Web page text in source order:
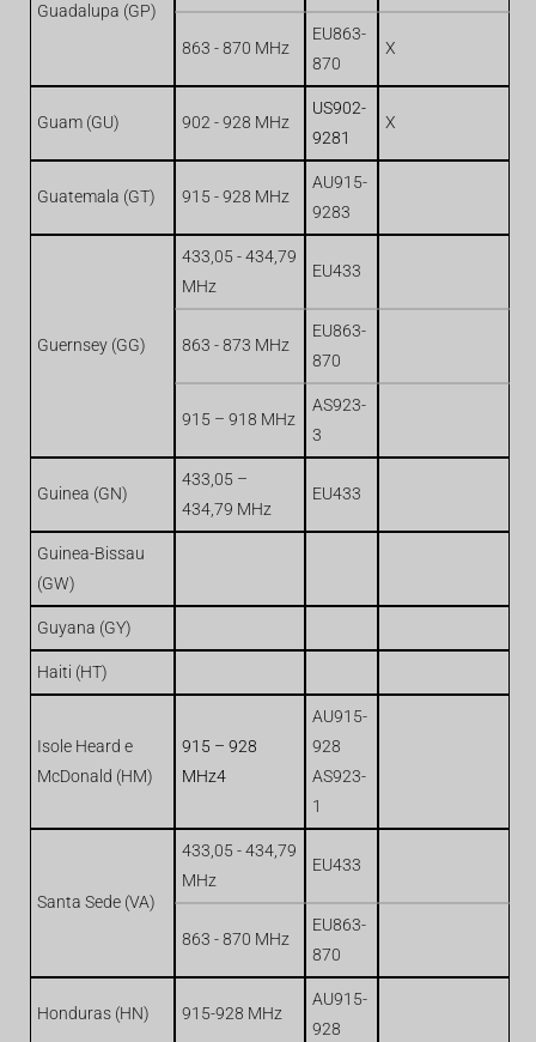
Guadalupa (GP)
863 - 870 MHz
EU863-
870
X
Guam (GU) 902 - 928 MHz
US902-
9281
X
Guatemala (GT) 915 - 928 MHz
AU915-
9283
Guernsey (GG)
433,05 - 434,79
MHz
EU433
863 - 873 MHz
EU863-
870
915 – 918 MHz
AS923-
3
Guinea (GN)
433,05 –
434,79 MHz
EU433
Guinea-Bissau
(GW)
Guyana (GY)
Haiti (HT)
Isole Heard e
McDonald (HM)
915 – 928
MHz4
AU915-
928
AS923-
1
Santa Sede (VA)
433,05 - 434,79
MHz
EU433
863 - 870 MHz
EU863-
870
Honduras (HN) 915-928 MHz
AU915-
928